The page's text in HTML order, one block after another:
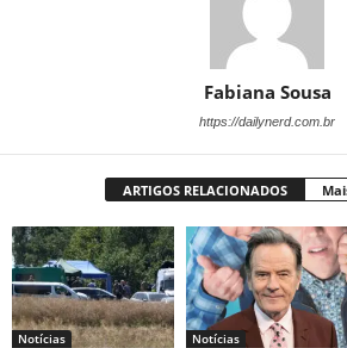
Fabiana Sousa
https://dailynerd.com.br
ARTIGOS RELACIONADOS
Notícias Notícias